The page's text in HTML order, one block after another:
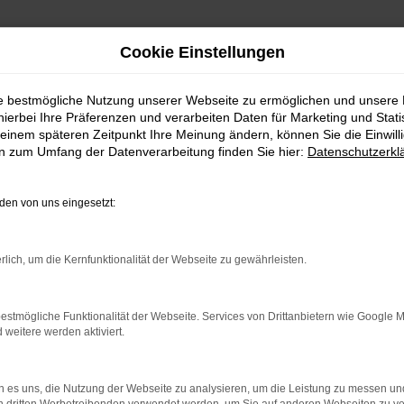
Lieferservice nach
finde deinen
Wir von MeinAuto Gebrauchtwagen halten
Unser Unternehmen ist auf junge
Worten sparst du beim Kauf eines Citroen für
Fahrzeug. Was uns auszeichnet, ist unser
Citroen direkt vor die Haustür stellen – ob in
kannst. Und das deutschlandweit.
Cookie Einstellungen
bestmögliche Nutzung unserer Webseite zu ermöglichen und unsere
Ihre Präferenzen und verarbeiten Daten für Marketing und
späteren Zeitpunkt Ihre Meinung ändern, können Sie die
zum Umfang der Datenverarbeitung finden Sie hier:
von uns eingesetzt:
um die Kernfunktionalität der Webseite zu gewährleisten.
Funktionalität der Webseite. Services von Drittanbietern wie Google
weitere werden aktiviert.
es uns, die Nutzung der Webseite zu analysieren, um die Leistung zu messen